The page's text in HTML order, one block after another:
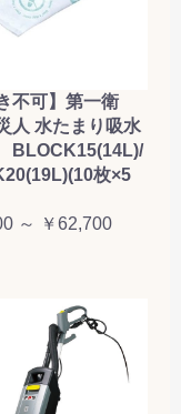
不可】第一衛
水たまり吸水
BLOCK15(14L)/
枚×5
～ ￥62,700